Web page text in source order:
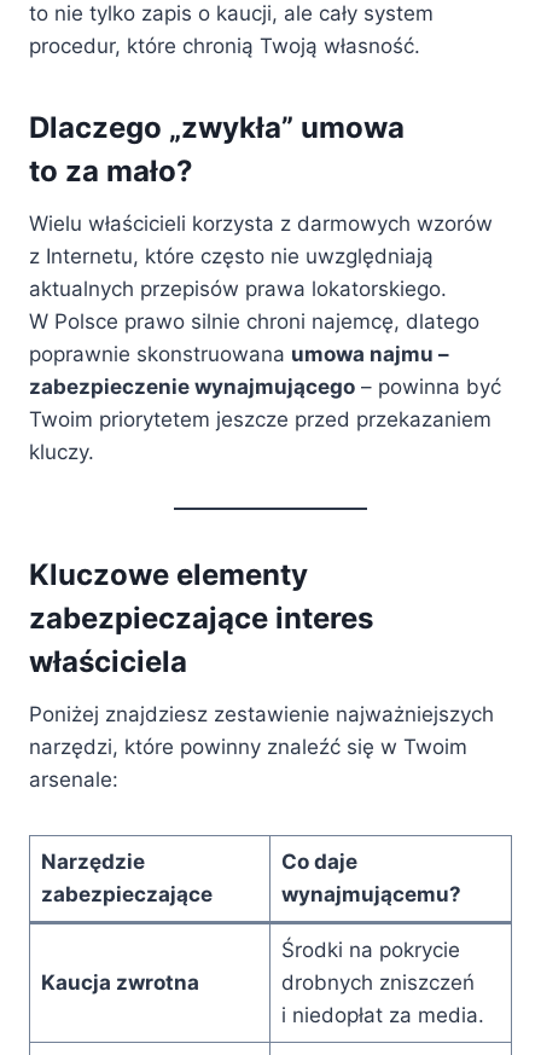
to nie tylko zapis o kaucji, ale cały system
procedur, które chronią Twoją własność.
Dlaczego „zwykła” umowa
to za mało?
Wielu właścicieli korzysta z darmowych wzorów
z Internetu, które często nie uwzględniają
aktualnych przepisów prawa lokatorskiego.
W Polsce prawo silnie chroni najemcę, dlatego
poprawnie skonstruowana umowa najmu –
zabezpieczenie wynajmującego – powinna być
Twoim priorytetem jeszcze przed przekazaniem
kluczy.
Kluczowe elementy
zabezpieczające interes
właściciela
Poniżej znajdziesz zestawienie najważniejszych
narzędzi, które powinny znaleźć się w Twoim
arsenale:
Narzędzie
zabezpieczające
Co daje
wynajmującemu?
Kaucja zwrotna
Środki na pokrycie
drobnych zniszczeń
i niedopłat za media.